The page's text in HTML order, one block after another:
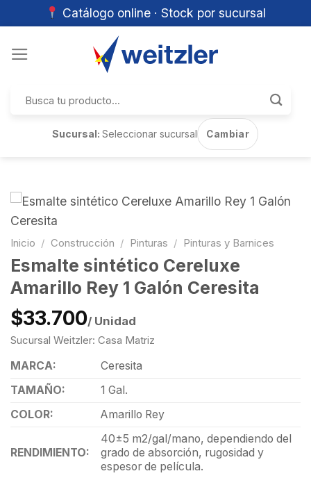
Catálogo online · Stock por sucursal
por:
Sucursal:Seleccionar sucursal Cambiar
Inicio / Construcción / Pinturas / Pinturas y Barnices
Esmalte sintético Cereluxe
Amarillo Rey 1 Galón Ceresita
$33.700/ Unidad
Sucursal Weitzler: Casa Matriz
MARCA:
Ceresita
TAMAÑO:
1 Gal.
COLOR:
Amarillo Rey
RENDIMIENTO:
40±5 m2/gal/mano, dependiendo del
grado de absorción, rugosidad y
espesor de película.